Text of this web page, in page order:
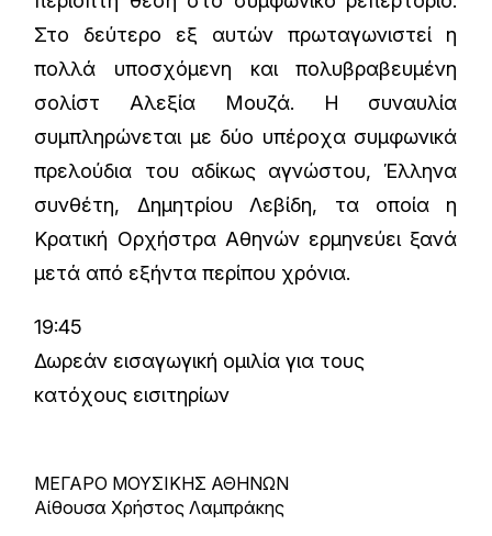
Στο δεύτερο εξ αυτών πρωταγωνιστεί η
πολλά υποσχόμενη και πολυβραβευμένη
σολίστ Αλεξία Μουζά. Η συναυλία
συμπληρώνεται με δύο υπέροχα συμφωνικά
πρελούδια του αδίκως αγνώστου, Έλληνα
συνθέτη, Δημητρίου Λεβίδη, τα οποία η
Κρατική Ορχήστρα Αθηνών ερμηνεύει ξανά
μετά από εξήντα περίπου χρόνια.
19:45
Δωρεάν εισαγωγική ομιλία για τους
κατόχους εισιτηρίων
ΜΕΓΑΡΟ ΜΟΥΣΙΚΗΣ ΑΘΗΝΩΝ
Αίθουσα Χρήστος Λαμπράκης